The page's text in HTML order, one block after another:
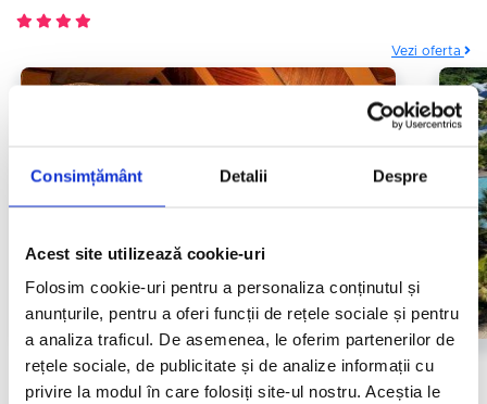
Consimțământ Detalii Despre
Acest site utilizează cookie-uri
Folosim cookie-uri pentru a personaliza conținutul și
anunțurile, pentru a oferi funcții de rețele sociale și pentru
a analiza traficul. De asemenea, le oferim partenerilor de
rețele sociale, de publicitate și de analize informații cu
privire la modul în care folosiți site-ul nostru. Aceștia le
Vezi oferta
Pointe aux Piments, Mauritius
Victoria For 2 Beachcomber Resort & Spa